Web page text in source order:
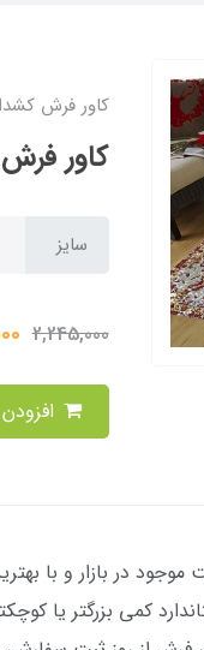
کاور فرش
کاور
سایز
2,245,000